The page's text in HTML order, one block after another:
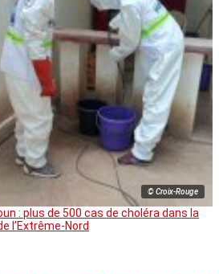
© Croix-Rouge
: plus de 500 cas de choléra dans la
l’Extrême-Nord